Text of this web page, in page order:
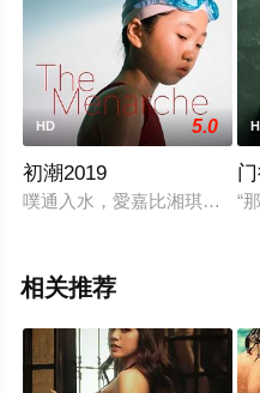
HD 5.0
初潮2019
噗通入水，愛嘉比湘琪游快“
相关推荐